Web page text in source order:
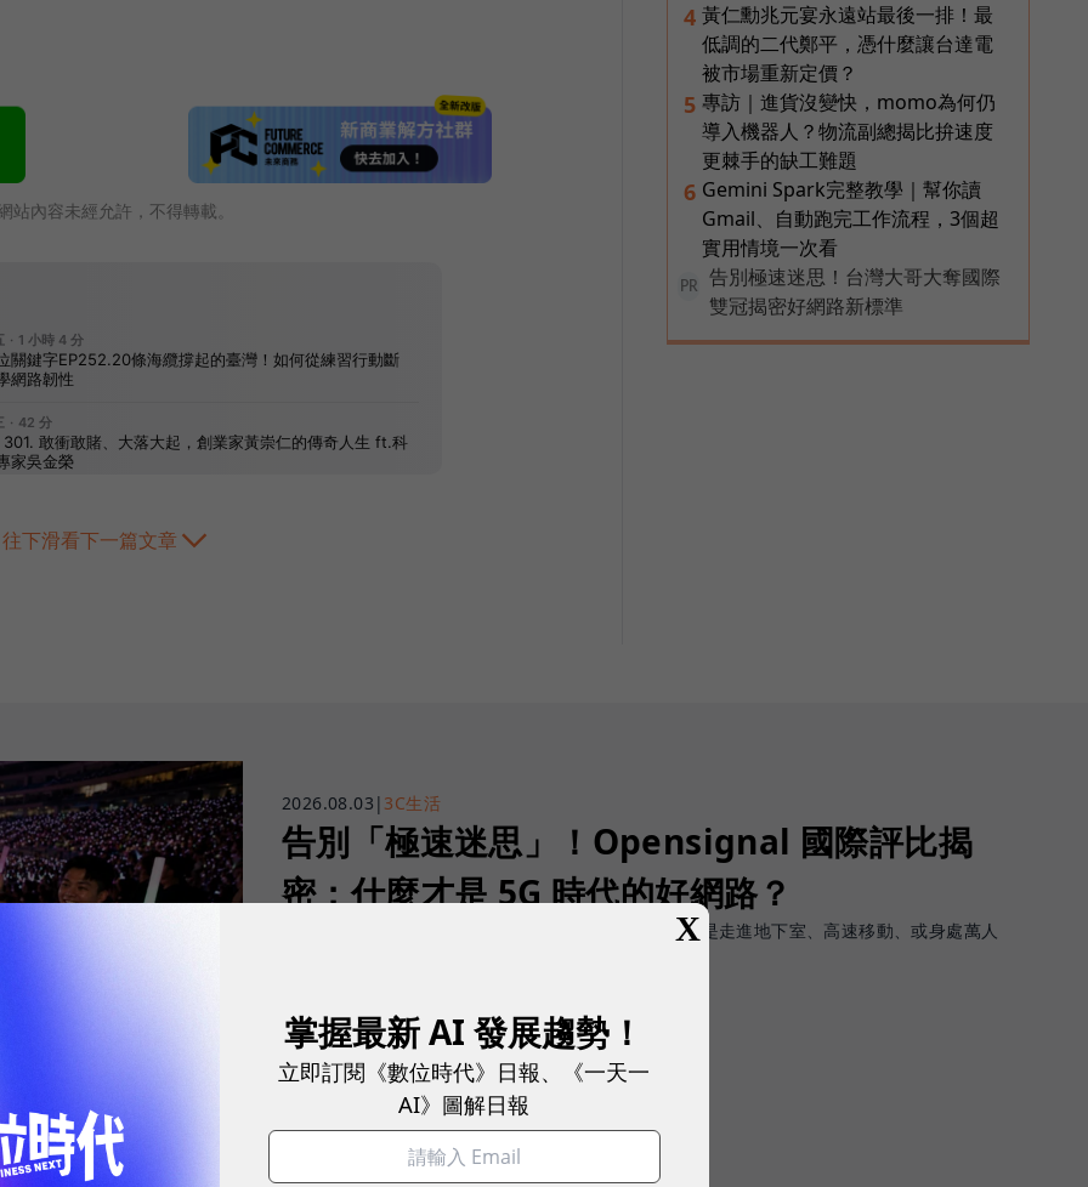
站內容未經允許，不得轉載。
往下滑看下一篇文章
4 黃仁勳兆元宴永遠站最後一排！最
低調的二代鄭平，憑什麼讓台達電
被市場重新定價？
5 專訪｜進貨沒變快，momo為何仍
導入機器人？物流副總揭比拚速度
更棘手的缺工難題
6 Gemini Spark完整教學｜幫你讀
Gmail、自動跑完工作流程，3個超
實用情境一次看
PR
告別極速迷思！台灣大哥大奪國際
雙冠揭密好網路新標準
2026.08.03 | 3C生活
告別「極速迷思」！Opensignal 國際評比揭
密：什麼才是 5G 時代的好網路？
真正好用的網路服務，不是測速軟體上的瞬間峰值，而是走進地下室、高速移動、或身處萬人
sponsored by
台灣大哥大
X
掌握最新 AI 發展趨勢！
立即訂閱《數位時代》日報、《一天一
AI》圖解日報